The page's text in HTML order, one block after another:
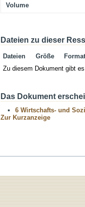
Volume
Dateien zu dieser
Dateien Größe
Format
Zu diesem Dokument gibt
Das Dokument
6 Wirtschafts- und
Zur Kurzanzeige